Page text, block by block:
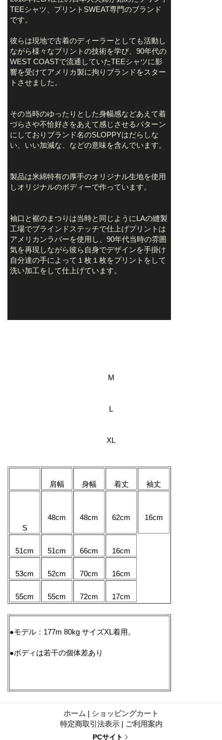
TEEシャツ、プリントSWEAT専門のブランド
です。
彼らは現地で古着のディーラーとしても活動し
ながら様々なプリントの技術を学び、90年代の
WEST COASTで流通していたTEEシャツに影
響を受けてアメリカ製に拘りブランドをスター
トさせました。
その当時のゆったりとした身幅感などあえて着
づらさや不恰好さをあえて感じさせるパターン
にしておりブランド名のSLOPPYはだらしな
い、いい加減な、などの意味を含んでいます。
製品は米綿特有の厚手のオリジナル生地を使用
しオリジナルのボディーで作っています。
袖口と裾のまつりは当時と同じようにLAの縫製
工場でブラインドステッチで仕上げプリントは
アメリカンラバーを使用し、90年代当時の雰囲
気を再現しながら彼ら自身でデザインを手掛け
自分達の手によって１枚１枚をプリントをして
洗い加工をして仕上げています。
M
L
XL
肩幅 身幅 着丈 袖丈
S
48cm 48cm 62cm 16cm
51cm 51cm 66cm 16cm
53cm 52cm 70cm 16cm
55cm 55cm 72cm 17cm
●モデル：177m 80kg サイズXL着用。
●ボディは若干の個体差あり
ホーム | ショッピングカート
特定商取引法表示 | ご利用案内
PCサイト